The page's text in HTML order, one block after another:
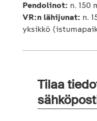
Pendolinot: n. 150
VR:n lähijunat: n.
yksikkö